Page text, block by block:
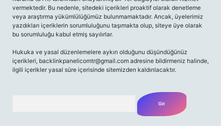
vermektedir. Bu nedenle, sitedeki içerikleri proaktif olarak denetleme
veya araştırma yükümlülüğümüz bulunmamaktadır. Ancak, üyelerimiz
yazdıkları içeriklerin sorumluluğunu taşımakta olup, siteye üye olarak
bu sorumluluğu kabul etmiş sayılırlar.
Hukuka ve yasal düzenlemelere aykırı olduğunu düşündüğünüz
içerikleri, backlinkpanelicomtr@gmail.com adresine bildirmeniz halinde,
ilgili içerikler yasal süre içerisinde sitemizden kaldırılacaktır.